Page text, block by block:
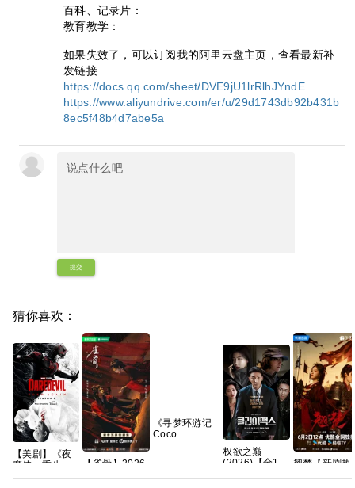
百科、记录片：
教育教学：
如果失效了，可以订阅我的阿里云盘主页，查看最新补
发链接
https://docs.qq.com/sheet/DVE9jU1lrRlhJYndE
https://www.aliyundrive.com/er/u/29d1743db92b431b
8ec5f48b4d7abe5a
提交
猜你喜欢：
【美剧】《夜
魔侠：重生 第
【雀骨】2026
《寻梦环游记
Coco
【14.8G】
权欲之巅
(2026)【全10
翘楚【新剧热